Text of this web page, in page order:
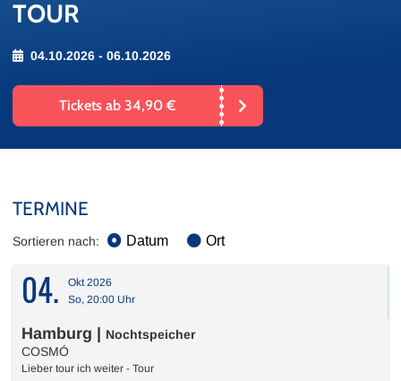
TOUR
04.10.2026 - 06.10.2026
Tickets ab 34,90 €
TERMINE
Sortieren nach: Datum Ort
04.
Okt 2026
So, 20:00 Uhr
Hamburg
Nochtspeicher
COSMÓ
Lieber tour ich weiter - Tour